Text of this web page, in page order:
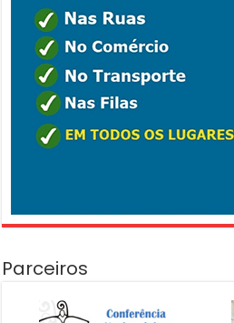
Parceiros